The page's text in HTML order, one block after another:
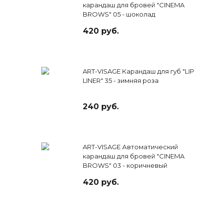
карандаш для бровей "CINEMA
BROWS" 05 - шоколад
420 руб.
ART-VISAGE Карандаш для губ "LIP
LINER" 35 - зимняя роза
240 руб.
ART-VISAGE Автоматический
карандаш для бровей "CINEMA
BROWS" 03 - коричневый
420 руб.